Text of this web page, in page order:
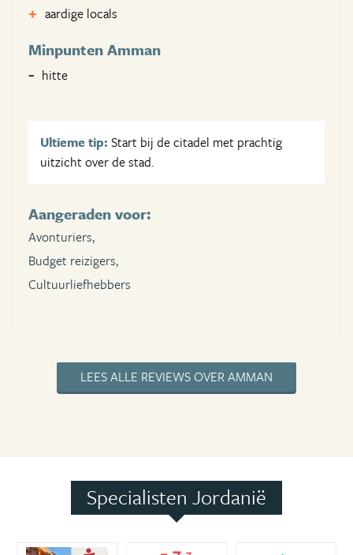
aardige locals
Minpunten Amman
hitte
Ultieme tip: Start bij de citadel met prachtig
uitzicht over de stad.
Aangeraden voor:
Avonturiers,
Budget reizigers,
Cultuurliefhebbers
LEES ALLE REVIEWS OVER AMMAN
Specialisten Jordanië